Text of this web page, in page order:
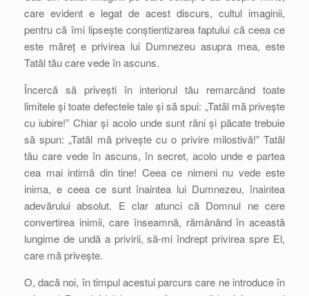
care evident e legat de acest discurs, cultul imaginii,
pentru că îmi lipsește conștientizarea faptului că ceea ce
este măreț e privirea lui Dumnezeu asupra mea, este
Tatăl tău care vede în ascuns.
Încercă să privești în interiorul tău remarcând toate
limitele și toate defectele tale și să spui: „Tatăl mă privește
cu iubire!” Chiar și acolo unde sunt răni și păcate trebuie
să spun: „Tatăl mă privește cu o privire milostivă!” Tatăl
tău care vede în ascuns, în secret, acolo unde e partea
cea mai intimă din tine! Ceea ce nimeni nu vede este
inima, e ceea ce sunt înaintea lui Dumnezeu, înaintea
adevărului absolut. E clar atunci că Domnul ne cere
convertirea inimii, care înseamnă, rămânând în această
lungime de undă a privirii, să-mi îndrept privirea spre El,
care mă privește.
O, dacă noi, în timpul acestui parcurs care ne introduce în